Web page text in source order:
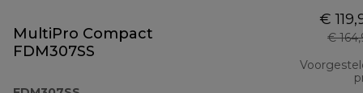
MultiPro Compact
FDM307SS
€
€